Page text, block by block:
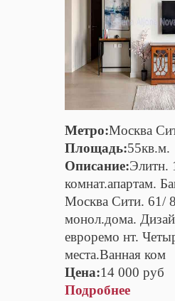
Метро:Москва
Площадь:55кв.м.
Описание:Элитн.
комнат.апартам.
Москва Сити. 61/
монол.дома.
евроремо нт.
места.Ванная ком
Цена:14 000 руб
Подробнее